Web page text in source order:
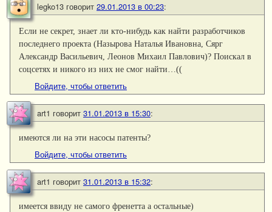
legko13 говорит 29.01.2013 в 00:23:
Если не секрет, знает ли кто-нибудь как найти разработчиков
последнего проекта (Назырова Наталья Ивановна, Сярг
Александр Васильевич, Леонов Михаил Павлович)? Поискал в
соцсетях и никого из них не смог найти…((
Войдите, чтобы ответить
art1 говорит 31.01.2013 в 15:30:
имеются ли на эти насосы патенты?
Войдите, чтобы ответить
art1 говорит 31.01.2013 в 15:32:
имеется ввиду не самого френетта а остальные)